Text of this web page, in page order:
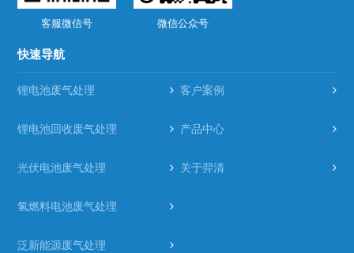
客服微信号 微信公众号
快速导航
锂电池废气处理 客户案例
锂电池回收废气处理 产品中心
光伏电池废气处理 关于羿清
氢燃料电池废气处理
泛新能源废气处理